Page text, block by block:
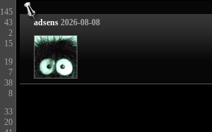
145
43
2
15
19
7
38
8
33
20
adsens 2026-08-08